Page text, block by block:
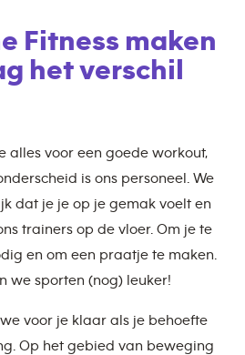
Fitness maken
het verschil
alles voor een goede workout,
is ons personeel. We
dat je je op je gemak voelt en
trainers op de vloer. Om je te
en om een praatje te maken.
we sporten (nog) leuker!
voor je klaar als je behoefte
Op het gebied van beweging